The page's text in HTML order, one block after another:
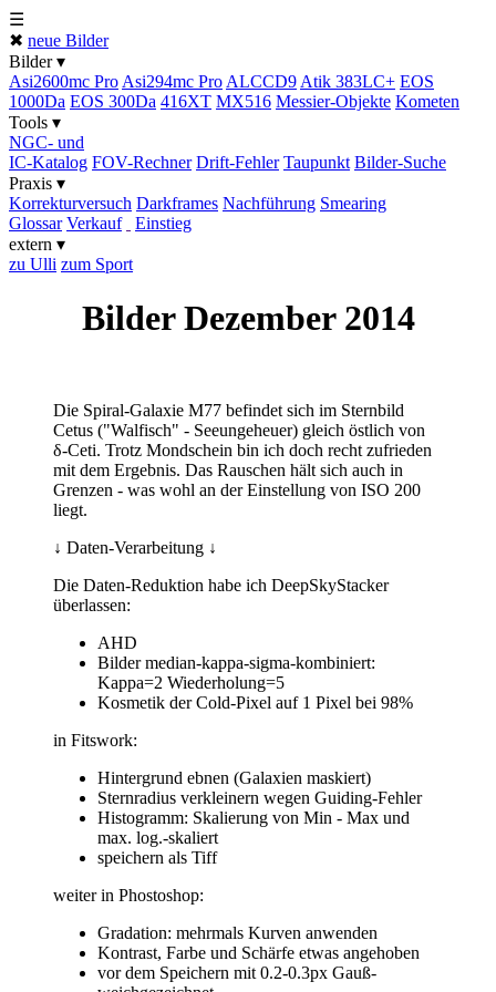
☰
✖ neue Bilder
Bilder ▾
Asi2600mc Pro Asi294mc Pro ALCCD9 Atik 383LC+ EOS
1000Da EOS 300Da 416XT MX516 Messier-Objekte Kometen
Tools ▾
NGC- und
IC-Katalog FOV-Rechner Drift-Fehler Taupunkt Bilder-Suche
Praxis ▾
Korrektur­versuch Darkframes Nachführung Smearing
Glossar Verkauf
Einstieg
extern ▾
zu Ulli zum Sport
Bilder Dezember 2014
Die Spiral-Galaxie M77 befindet sich im Sternbild
Cetus ("Walfisch" - Seeungeheuer) gleich östlich von
δ-Ceti. Trotz Mondschein bin ich doch recht zufrieden
mit dem Ergebnis. Das Rauschen hält sich auch in
Grenzen - was wohl an der Einstellung von ISO 200
liegt.
↓ Daten-Verarbeitung ↓
Die Daten-Reduktion habe ich DeepSkyStacker
überlassen:
AHD
Bilder median-kappa-sigma-kombiniert:
Kappa=2 Wiederholung=5
Kosmetik der Cold-Pixel auf 1 Pixel bei 98%
in Fitswork:
Hintergrund ebnen (Galaxien maskiert)
Sternradius verkleinern wegen Guiding-Fehler
Histogramm: Skalierung von Min - Max und
max. log.-skaliert
speichern als Tiff
weiter in Phostoshop:
Gradation: mehrmals Kurven anwenden
Kontrast, Farbe und Schärfe etwas angehoben
vor dem Speichern mit 0.2-0.3px Gauß-